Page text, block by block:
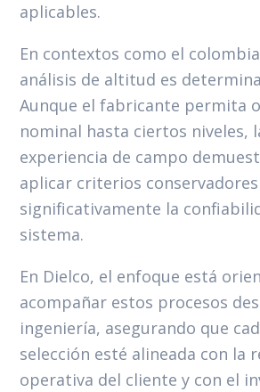
aplicables.
En contextos como el
análisis de altitud es
Aunque el fabricante permita
nominal hasta ciertos niveles,
experiencia de campo
aplicar criterios
significativamente la
sistema.
En Dielco, el enfoque está
acompañar estos procesos
ingeniería, asegurando que
selección esté alineada con la
operativa del cliente y con el